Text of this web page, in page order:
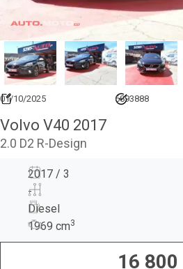
01/10/2025 6893888
Volvo V40 2017
2.0 D2 R-Design
2017 / 3
-
Diesel
1969 cm3
16 800